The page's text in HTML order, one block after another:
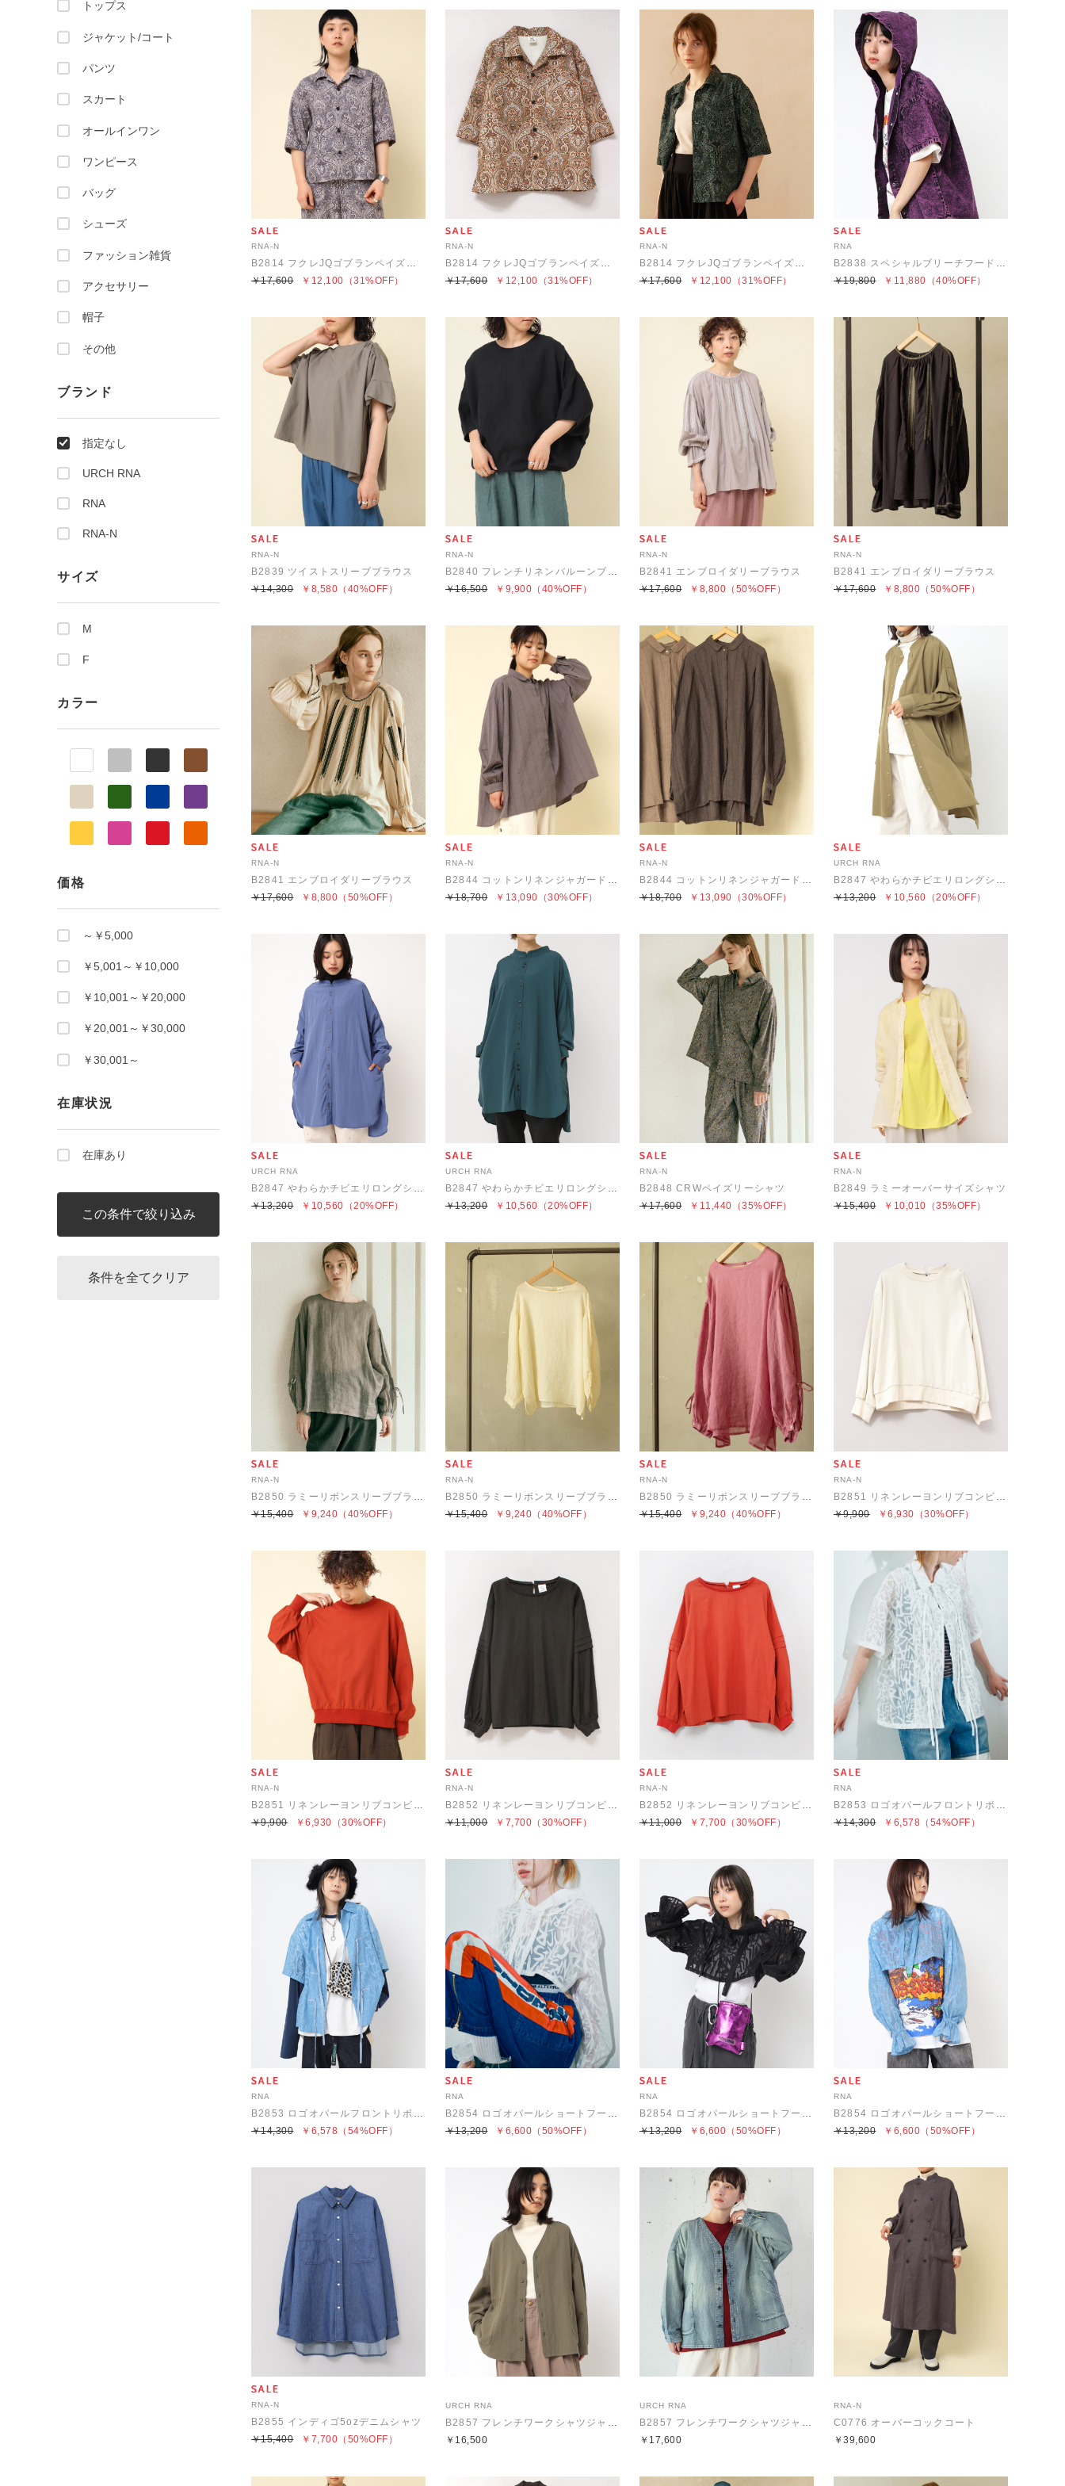
トップス
ジャケット/コート
パンツ
スカート
オールインワン
ワンピース
バッグ
シューズ
ファッション雑貨
アクセサリー
帽子
その他
ブランド
指定なし
URCH RNA
RNA
RNA-N
サイズ
M
F
カラー
価格
～￥5,000
￥5,001～￥10,000
￥10,001～￥20,000
￥20,001～￥30,000
￥30,001～
在庫状況
在庫あり
RNA-N
B2814 フクレJQゴブランペイズリーシャツ
￥12,100
￥17,600 （31%OFF）
RNA-N
B2814 フクレJQゴブランペイズリーシャツ
￥12,100
￥17,600 （31%OFF）
RNA-N
B2814 フクレJQゴブランペイズリーシャツ
￥12,100
￥17,600 （31%OFF）
RNA
B2838 スペシャルブリーチフードシャツ
￥11,880
￥19,800 （40%OFF）
RNA-N
B2839 ツイストスリーブブラウス
￥8,580
￥14,300 （40%OFF）
RNA-N
B2840 フレンチリネンバルーンブラウス
￥9,900
￥16,500 （40%OFF）
RNA-N
B2841 エンブロイダリーブラウス
￥8,800
￥17,600 （50%OFF）
RNA-N
B2841 エンブロイダリーブラウス
￥8,800
￥17,600 （50%OFF）
RNA-N
B2841 エンブロイダリーブラウス
￥8,800
￥17,600 （50%OFF）
RNA-N
B2844 コットンリネンジャガードストライプシャツブラウス
￥13,090
￥18,700 （30%OFF）
RNA-N
B2844 コットンリネンジャガードストライプシャツブラウス
￥13,090
￥18,700 （30%OFF）
URCH RNA
B2847 やわらかチビエリロングシャツ
￥10,560
￥13,200 （20%OFF）
URCH RNA
B2847 やわらかチビエリロングシャツ
￥10,560
￥13,200 （20%OFF）
URCH RNA
B2847 やわらかチビエリロングシャツ
￥10,560
￥13,200 （20%OFF）
RNA-N
B2848 CRWペイズリーシャツ
￥11,440
￥17,600 （35%OFF）
RNA-N
B2849 ラミーオーバーサイズシャツ
￥10,010
￥15,400 （35%OFF）
RNA-N
B2850 ラミーリボンスリーブブラウス
￥9,240
￥15,400 （40%OFF）
RNA-N
B2850 ラミーリボンスリーブブラウス
￥9,240
￥15,400 （40%OFF）
RNA-N
B2850 ラミーリボンスリーブブラウス
￥9,240
￥15,400 （40%OFF）
RNA-N
B2851 リネンレーヨンリブコンビスウェット風プルオーバー
￥6,930
￥9,900 （30%OFF）
RNA-N
B2851 リネンレーヨンリブコンビスウェット風プルオーバー
￥6,930
￥9,900 （30%OFF）
RNA-N
B2852 リネンレーヨンリブコンビブラウス
￥7,700
￥11,000 （30%OFF）
RNA-N
B2852 リネンレーヨンリブコンビブラウス
￥7,700
￥11,000 （30%OFF）
RNA
B2853 ロゴオパールフロントリボンシャツ
￥6,578
￥14,300 （54%OFF）
RNA
B2853 ロゴオパールフロントリボンシャツ
￥6,578
￥14,300 （54%OFF）
RNA
B2854 ロゴオパールショートフーディー
￥6,600
￥13,200 （50%OFF）
RNA
B2854 ロゴオパールショートフーディー
￥6,600
￥13,200 （50%OFF）
RNA
B2854 ロゴオパールショートフーディー
￥6,600
￥13,200 （50%OFF）
RNA-N
B2855 インディゴ5ozデニムシャツ
￥7,700
￥15,400 （50%OFF）
URCH RNA
B2857 フレンチワークシャツジャケット
￥16,500
URCH RNA
B2857 フレンチワークシャツジャケット
￥17,600
RNA-N
C0776 オーバーコックコート
￥39,600